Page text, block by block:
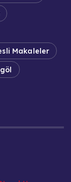
Makaleler
göl